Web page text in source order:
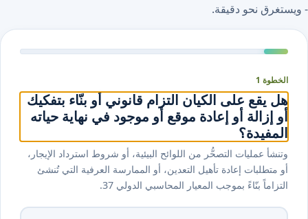
- ويستغرق نحو دقيقة.
الخطوة 1
هل يقع على الكيان التزام قانوني أو بنّاء بتفكيك
أو إزالة أو إعادة موقع أو موجود في نهاية حياته
المفيدة؟
وتنشأ عمليات التصحُّر من اللوائح البيئية، أو شروط استرداد الإيجار،
أو متطلبات إعادة تأهيل التعدين، أو الممارسة العرفية التي تُنشئ
التزاماً بنّاءً بموجب المعيار المحاسبي الدولي 37.